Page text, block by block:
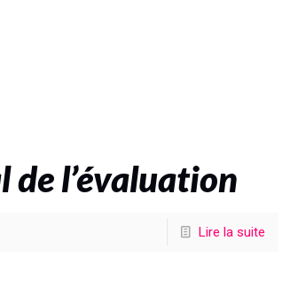
de l’évaluation
Lire la suite